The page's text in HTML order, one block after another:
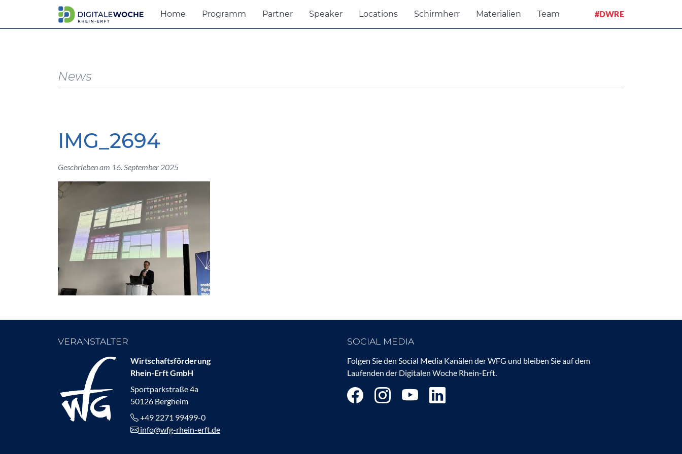
Home Programm Partner Speaker Locations Schirmherr Materialien Team #DWRE
News
IMG_2694
Geschrieben am 16. September 2025
VERANSTALTER
Wirtschaftsförderung
Rhein-Erft GmbH
Sportparkstraße 4a
50126 Bergheim
+49 2271 99499-0
info@wfg-rhein-erft.de
SOCIAL MEDIA
Folgen Sie den Social Media Kanälen der WFG und bleiben Sie auf dem
Laufenden der Digitalen Woche Rhein-Erft.